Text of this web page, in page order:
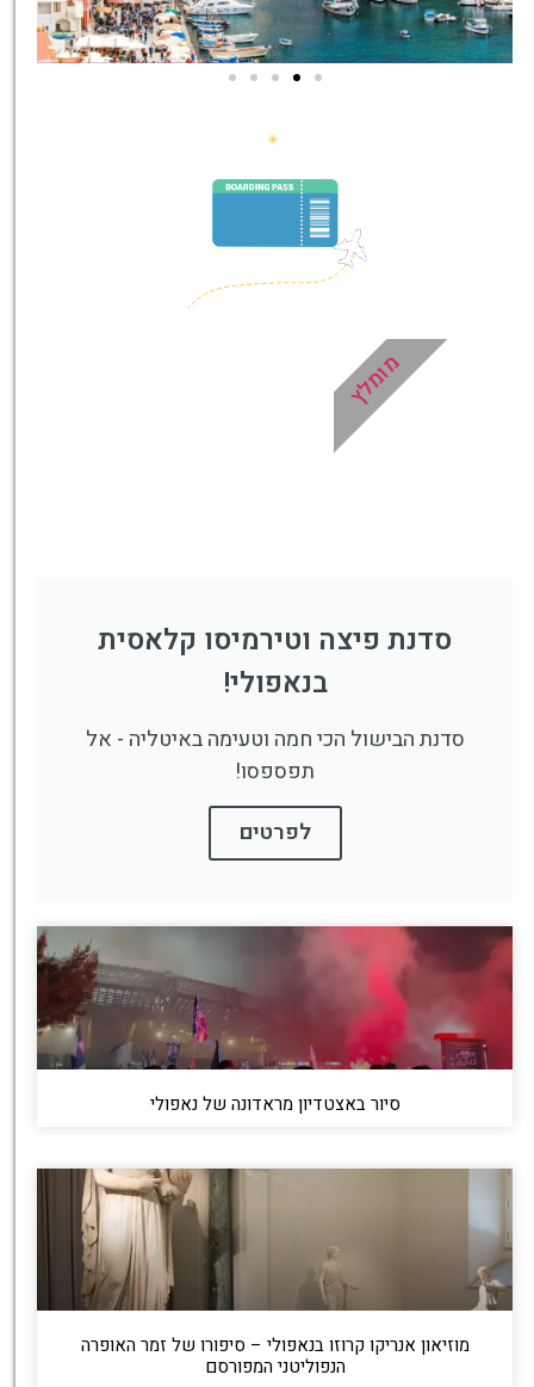
הדרכה מקצועית ואינפורמטיבית
במיוחד עבורכם!
לחצו פה!
סדנת פיצה וטירמיסו קלאסית
בנאפולי!
סדנת הבישול הכי חמה וטעימה באיטליה - אל
תפספסו!
לפרטים
מומלץ
סיור באצטדיון מראדונה של נאפולי
מוזיאון אנריקו קרוזו בנאפולי – סיפורו של זמר האופרה
הנפוליטני המפורסם